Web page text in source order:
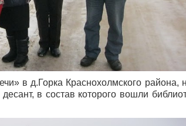
в д.Горка Краснохолмского района,
в состав которого вошли